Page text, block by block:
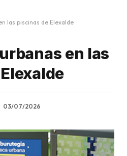
las piscinas de Elexalde
en las
03/07/2026